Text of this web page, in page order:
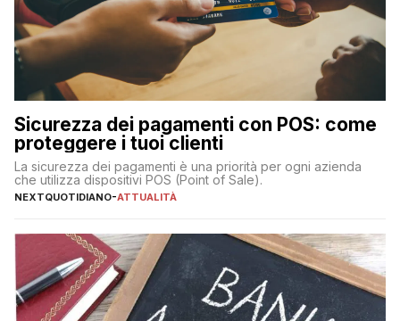
Sicurezza dei pagamenti con POS: come
proteggere i tuoi clienti
La sicurezza dei pagamenti è una priorità per ogni azienda
che utilizza dispositivi POS (Point of Sale).
NEXTQUOTIDIANO-ATTUALITÀ